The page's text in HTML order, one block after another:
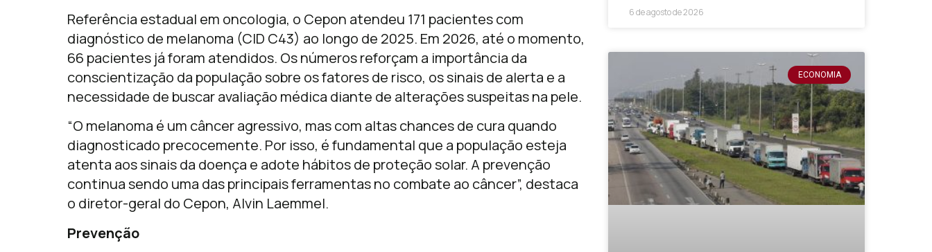
Referência estadual em oncologia, o Cepon atendeu 171 pacientes com
diagnóstico de melanoma (CID C43) ao longo de 2025. Em 2026, até o momento,
66 pacientes já foram atendidos. Os números reforçam a importância da
conscientização da população sobre os fatores de risco, os sinais de alerta e a
necessidade de buscar avaliação médica diante de alterações suspeitas na pele.
“O melanoma é um câncer agressivo, mas com altas chances de cura quando
diagnosticado precocemente. Por isso, é fundamental que a população esteja
atenta aos sinais da doença e adote hábitos de proteção solar. A prevenção
continua sendo uma das principais ferramentas no combate ao câncer”, destaca
o diretor-geral do Cepon, Alvin Laemmel.
Prevenção
6 de agosto de 2026
ECONOMIA